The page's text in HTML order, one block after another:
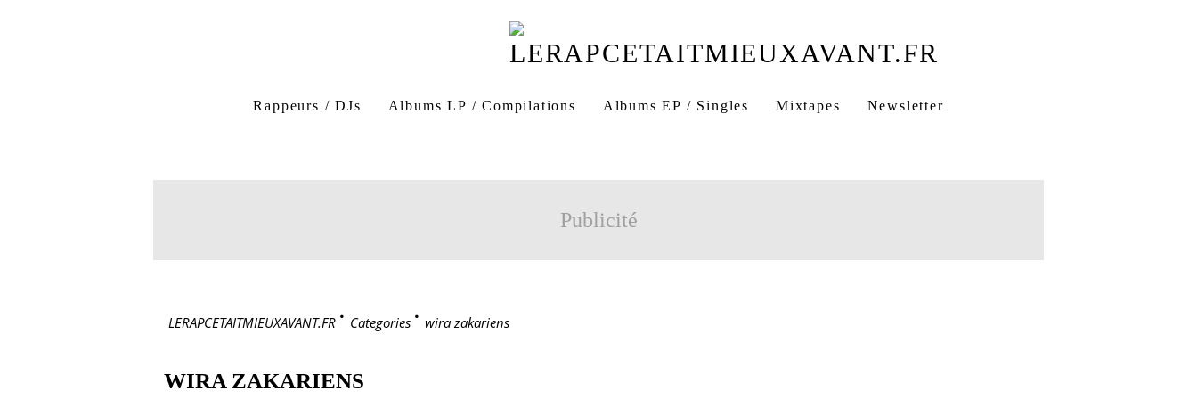
Rappeurs / DJs Albums LP / Compilations Albums EP / Singles Mixtapes Newsletter
Publicité
LERAPCETAITMIEUXAVANT.FR > Categories > wira zakariens
WIRA ZAKARIENS